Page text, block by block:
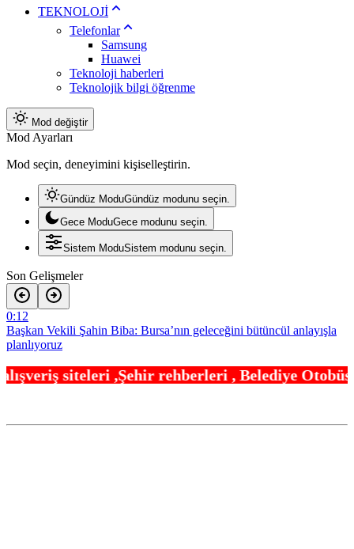
TEKNOLOJİ
Telefonlar
Samsung
Huawei
Teknoloji haberleri
Teknolojik bilgi öğrenme
Mod değiştir
Mod Ayarları
Mod seçin, deneyimini kişiselleştirin.
Gündüz ModuGündüz modunu seçin.
Gece ModuGece modunu seçin.
Sistem ModuSistem modunu seçin.
Son Gelişmeler
0:12
Başkan Vekili Şahin Biba: Bursa’nın geleceğini bütüncül anlayışla
planlıyoruz
Cumhurbaşkanı Erdoğan, Suudi Arabistan yolcusu
yolculuğunda yeni dönem
,Şehir rehberleri , Belediye